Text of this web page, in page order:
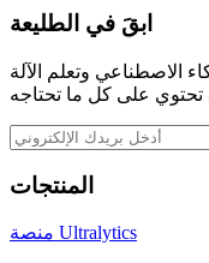
ابقَ في الطليعة
الاصطناعي وتعلم الآلة
المنتجات
منصة Ultralytics